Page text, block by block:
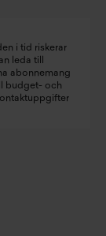
i tid riskerar
leda till
abonnemang
budget- och